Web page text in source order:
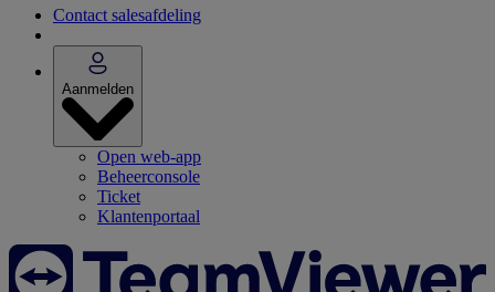
Contact salesafdeling
Aanmelden
Open web-app
Beheerconsole
Ticket
Klantenportaal